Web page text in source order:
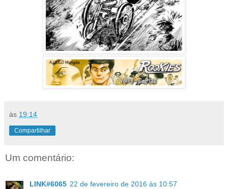
às 19:14
Compartilhar
Um comentário:
LINK#6065 22 de fevereiro de 2016 às 10:57